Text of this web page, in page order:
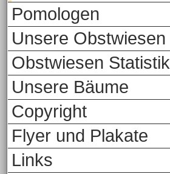
Pomologen
Unsere Obstwiesen
Obstwiesen Statistik
Unsere Bäume
Copyright
Flyer und Plakate
Links